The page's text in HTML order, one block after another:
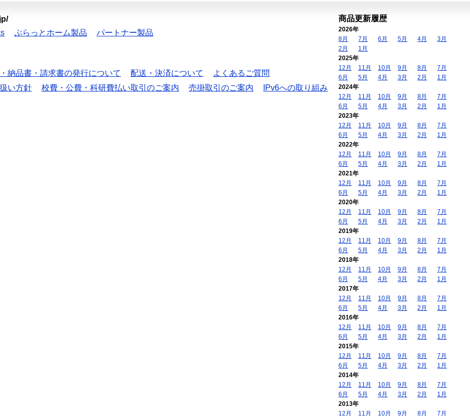
ぷらっとホーム製品 パートナー製品
納品書・請求書の発行について 配送・決済について
よくあるご質問
い方針 校費・公費・科研費払い取引のご案内 売掛取引のご案内
IPv6への取り組み
商品更新履歴
2026年
8月
7月 6月 5月 4月
3月
2月
1月
2025年
12月
11月 10月 9月 8月
7月
6月
5月 4月 3月 2月
1月
2024年
12月
11月 10月 9月 8月
7月
6月
5月 4月 3月 2月
1月
2023年
12月
11月 10月 9月 8月
7月
6月
5月 4月 3月 2月
1月
2022年
12月
11月 10月 9月 8月
7月
6月
5月 4月 3月 2月
1月
2021年
12月
11月 10月 9月 8月
7月
6月
5月 4月 3月 2月
1月
2020年
12月
11月 10月 9月 8月
7月
6月
5月 4月 3月 2月
1月
2019年
12月
11月 10月 9月 8月
7月
6月
5月 4月 3月 2月
1月
2018年
12月
11月 10月 9月 8月
7月
6月
5月 4月 3月 2月
1月
2017年
12月
11月 10月 9月 8月
7月
6月
5月 4月 3月 2月
1月
2016年
12月
11月 10月 9月 8月
7月
6月
5月 4月 3月 2月
1月
2015年
12月
11月 10月 9月 8月
7月
6月
5月 4月 3月 2月
1月
2014年
12月
11月 10月 9月 8月
7月
6月
5月 4月 3月 2月
1月
2013年
12月
11月 10月 9月 8月 7月